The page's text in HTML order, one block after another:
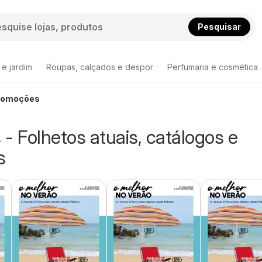
Pesquisar
jardim Roupas, calçados e despor Perfumaria e cosmética
- Folhetos atuais, catálogos e